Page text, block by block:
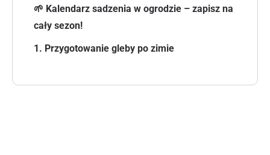
🌱 Kalendarz sadzenia w ogrodzie – zapisz na
cały sezon!
1. Przygotowanie gleby po zimie